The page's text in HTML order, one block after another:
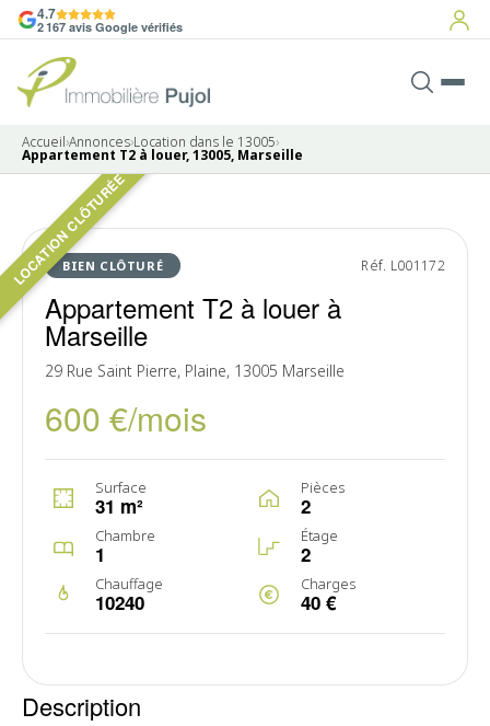
4.7
2 167 avis Google vérifiés
Accueil›Annonces›Location dans le 13005›
Appartement T2 à louer, 13005, Marseille
LOCATION CLÔTURÉE
BIEN CLÔTURÉ Réf. L001172
Appartement T2 à louer à
Marseille
29 Rue Saint Pierre, Plaine, 13005 Marseille
600 €/mois
Surface
31 m²
Pièces
2
Chambre
1
Étage
2
Chauffage
10240
Charges
40 €
LOUÉ
4 photos
Description